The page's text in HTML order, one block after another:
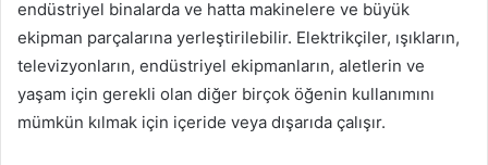
endüstriyel binalarda ve hatta makinelere ve büyük
ekipman parçalarına yerleştirilebilir. Elektrikçiler, ışıkların,
televizyonların, endüstriyel ekipmanların, aletlerin ve
yaşam için gerekli olan diğer birçok öğenin kullanımını
mümkün kılmak için içeride veya dışarıda çalışır.